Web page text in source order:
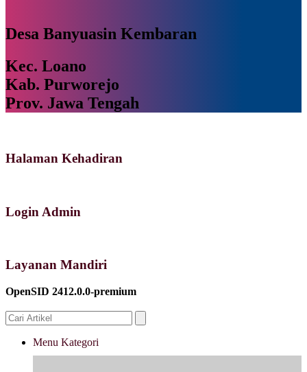
Desa Banyuasin Kembaran
Kec. Loano
Kab. Purworejo
Prov. Jawa Tengah
Halaman Kehadiran
Login Admin
Layanan Mandiri
OpenSID 2412.0.0-premium
Menu Kategori